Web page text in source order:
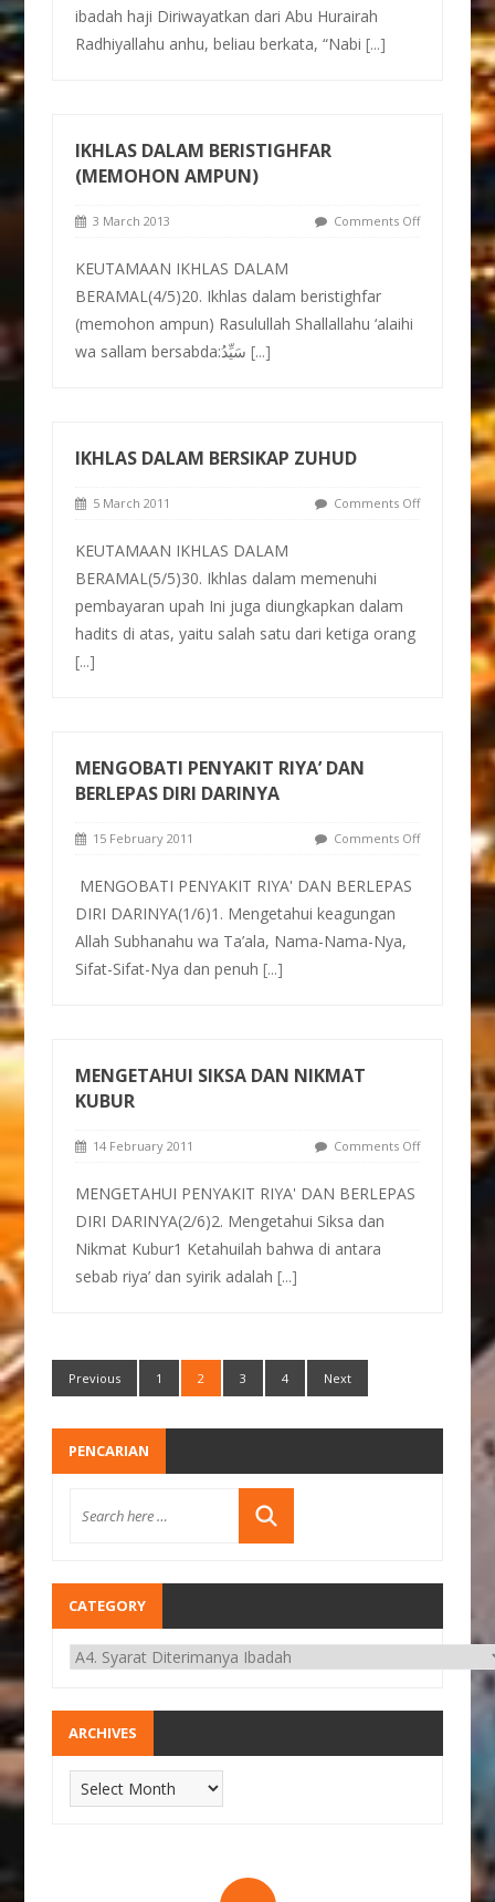
ibadah haji Diriwayatkan dari Abu Hurairah
Radhiyallahu anhu, beliau berkata, “Nabi[...]
IKHLAS DALAM BERISTIGHFAR
(MEMOHON AMPUN)
3 March 2013 Comments Off
KEUTAMAAN IKHLAS DALAM
BERAMAL(4/5)20. Ikhlas dalam beristighfar
(memohon ampun) Rasulullah Shallallahu ‘alaihi
wa sallam bersabda:سَيِّدُ[...]
IKHLAS DALAM BERSIKAP ZUHUD
5 March 2011 Comments Off
KEUTAMAAN IKHLAS DALAM
BERAMAL(5/5)30. Ikhlas dalam memenuhi
pembayaran upah Ini juga diungkapkan dalam
hadits di atas, yaitu salah satu dari ketiga orang
[...]
MENGOBATI PENYAKIT RIYA’ DAN
BERLEPAS DIRI DARINYA
15 February 2011 Comments Off
MENGOBATI PENYAKIT RIYA' DAN BERLEPAS
DIRI DARINYA(1/6)1. Mengetahui keagungan
Allah Subhanahu wa Ta’ala, Nama-Nama-Nya,
Sifat-Sifat-Nya dan penuh[...]
MENGETAHUI SIKSA DAN NIKMAT
KUBUR
14 February 2011 Comments Off
MENGETAHUI PENYAKIT RIYA' DAN BERLEPAS
DIRI DARINYA(2/6)2. Mengetahui Siksa dan
Nikmat Kubur1 Ketahuilah bahwa di antara
sebab riya’ dan syirik adalah[...]
Previous 1 2 3 4 Next
PENCARIAN
CATEGORY
ARCHIVES